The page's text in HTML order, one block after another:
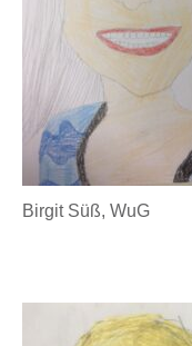
Birgit Süß, WuG